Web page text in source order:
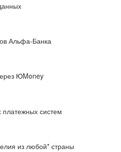
Альфа-Банка
ЮMoney
платежных систем
из любой* страны